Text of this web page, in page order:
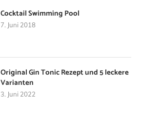
Cocktail Swimming Pool
7. Juni 2018
Original Gin Tonic Rezept und 5 leckere
Varianten
3. Juni 2022